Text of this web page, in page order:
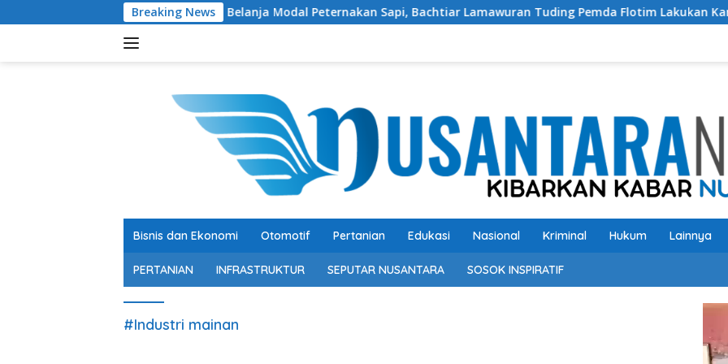
ke
Breaking News
Soroti Belanja Modal Peternakan Sapi, Bachtiar Lamawuran Tuding Pemda Flotim Lakukan Kamuflase
Bisnis dan Ekonomi Otomotif Pertanian Edukasi Nasional Kriminal Hukum Lainnya
PERTANIAN INFRASTRUKTUR SEPUTAR NUSANTARA SOSOK INSPIRATIF
#Industri mainan